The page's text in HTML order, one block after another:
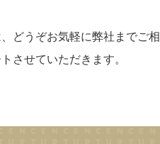
どうぞお気軽に弊社までご相
させていただきます。